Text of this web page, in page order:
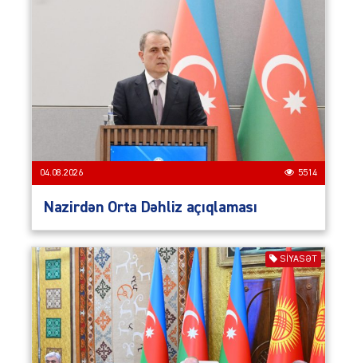
04.08.2026 5514
Nazirdən Orta Dəhliz açıqlaması
SIYASƏT